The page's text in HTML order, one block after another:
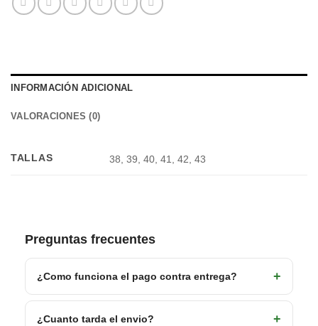
INFORMACIÓN ADICIONAL
VALORACIONES (0)
TALLAS 38, 39, 40, 41, 42, 43
Preguntas frecuentes
¿Como funciona el pago contra entrega?
¿Cuanto tarda el envio?